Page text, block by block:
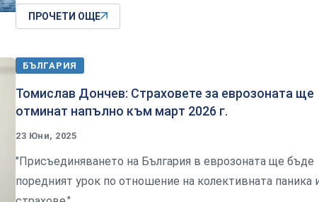
ПРОЧЕТИ ОЩЕ
БЪЛГАРИЯ
Томислав Дончев: Страховете за еврозоната ще
отминат напълно към март 2026 г.
23 Юни, 2025
"Присъединяването на България в еврозоната ще бъде
поредният урок по отношение на колективната паника